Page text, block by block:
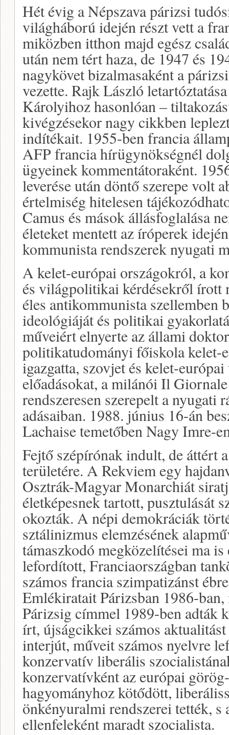
Hét évig a Népszava párizsi
világháború idején részt vett a
miközben itthon majd egész
után nem tért haza, de 1947 és
nagykövet bizalmasaként a
vezette. Rajk László
Károlyihoz hasonlóan –
kivégzésekor nagy cikkben
indítékait. 1955-ben francia
AFP francia hírügynökségnél
ügyeinek kommentátoraként.
leverése után döntő szerepe volt
értelmiség hitelesen
Camus és mások állásfoglalása
életeket mentett az íróperek
kommunista rendszerek nyugati
A kelet-európai országokról, a
és világpolitikai kérdésekről írott
éles antikommunista szellemben
ideológiáját és politikai
műveiért elnyerte az állami
politikatudományi főiskola kelet-
igazgatta, szovjet és kelet-
előadásokat, a milánói Il
rendszeresen szerepelt a nyugati
adásaiban. 1988. június 16-án
Lachaise temetőben Nagy Imre-
Fejtő szépírónak indult, de áttért
területére. A Rekviem egy
Osztrák-Magyar Monarchiát
életképesnek tartott, pusztulását
okozták. A népi demokráciák
sztálinizmus elemzésének
támaszkodó megközelítései ma
lefordított, Franciaországban
számos francia szimpatizánst
Emlékiratait Párizsban 1986-
Párizsig címmel 1989-ben adták
írt, újságcikkei számos
interjút, műveit számos nyelvre
konzervatív liberális
konzervatívként az európai
hagyományhoz kötődött,
önkényuralmi rendszerei tették,
ellenfeleként maradt szocialista.